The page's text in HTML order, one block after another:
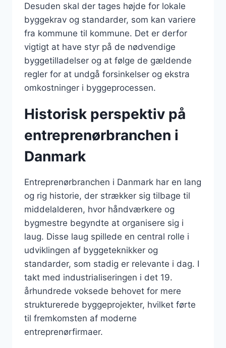
Desuden skal der tages højde for lokale
byggekrav og standarder, som kan variere
fra kommune til kommune. Det er derfor
vigtigt at have styr på de nødvendige
byggetilladelser og at følge de gældende
regler for at undgå forsinkelser og ekstra
omkostninger i byggeprocessen.
Historisk perspektiv på
entreprenørbranchen i
Danmark
Entreprenørbranchen i Danmark har en lang
og rig historie, der strækker sig tilbage til
middelalderen, hvor håndværkere og
bygmestre begyndte at organisere sig i
laug. Disse laug spillede en central rolle i
udviklingen af byggeteknikker og
standarder, som stadig er relevante i dag. I
takt med industrialiseringen i det 19.
århundrede voksede behovet for mere
strukturerede byggeprojekter, hvilket førte
til fremkomsten af moderne
entreprenørfirmaer.